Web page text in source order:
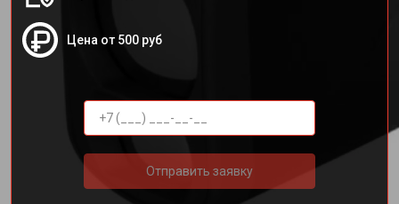
Цена от 500 руб
Отправить заявку